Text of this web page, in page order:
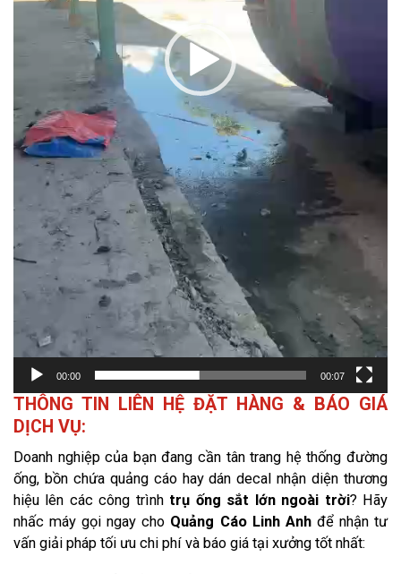
00:00 00:07
THÔNG TIN LIÊN HỆ ĐẶT HÀNG & BÁO GIÁ
DỊCH VỤ:
Doanh nghiệp của bạn đang cần tân trang hệ thống đường
ống, bồn chứa quảng cáo hay dán decal nhận diện thương
hiệu lên các công trình trụ ống sắt lớn ngoài trời? Hãy
nhấc máy gọi ngay cho Quảng Cáo Linh Anhđể nhận tư
vấn giải pháp tối ưu chi phí và báo giá tại xưởng tốt nhất: